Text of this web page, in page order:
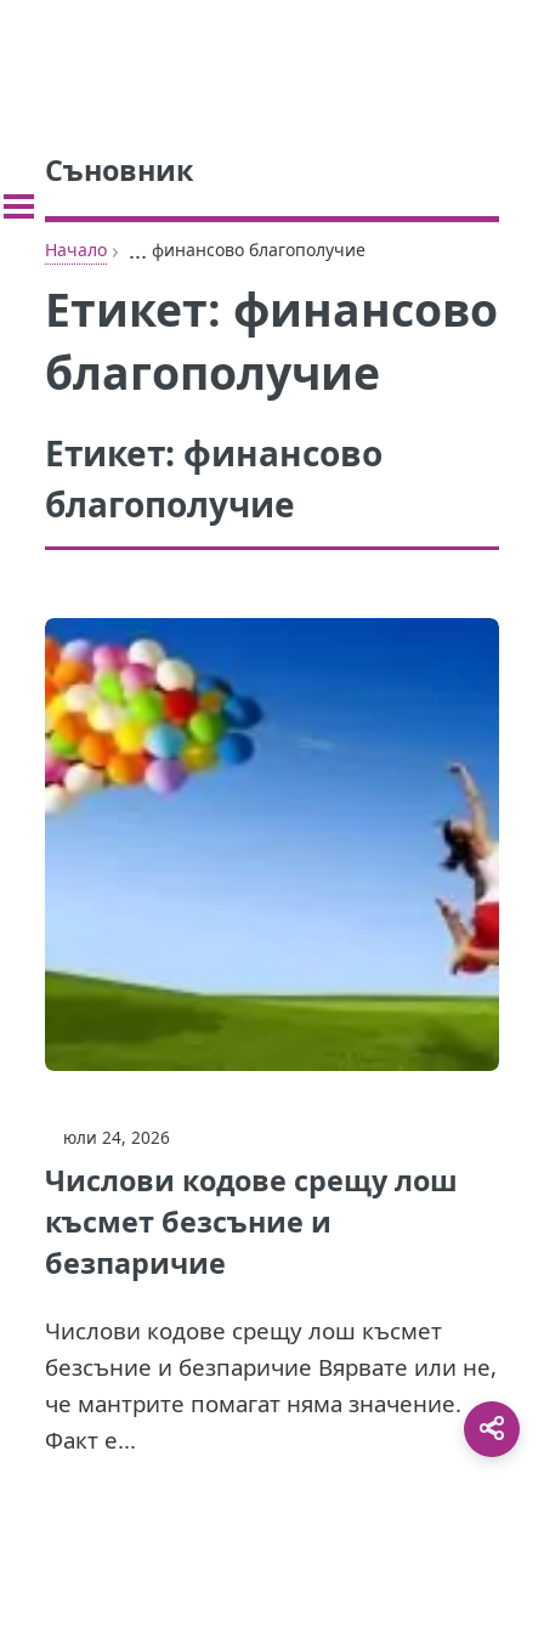
Съновник
Начало › ... финансово благополучие
Етикет: финансово
благополучие
Етикет: финансово
благополучие
юли 24, 2026
Числови кодове срещу лош
късмет безсъние и
безпаричие
Числови кодове срещу лош късмет
безсъние и безпаричие Вярвате или не,
че мантрите помагат няма значение.
Факт е...